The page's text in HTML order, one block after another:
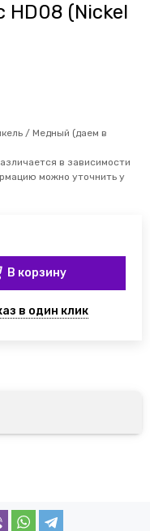
HD08 (Nickel
/ Медный (даем в
в зависимости
можно уточнить у
В корзину
в один клик